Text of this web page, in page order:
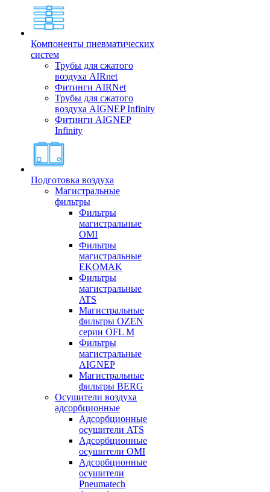
Компоненты пневматических
систем
Трубы для сжатого
воздуха AIRnet
Фитинги AIRNet
Трубы для сжатого
воздуха AIGNEP Infinity
Фитинги AIGNEP
Infinity
Подготовка воздуха
Магистральные
фильтры
Фильтры
магистральные
OMI
Фильтры
магистральные
EKOMAK
Фильтры
магистральные
ATS
Магистральные
фильтры OZEN
серии OFL M
Фильтры
магистральные
AIGNEP
Магистральные
фильтры BERG
Осушители воздуха
адсорбционные
Адсорбционные
осушители ATS
Адсорбционные
осушители OMI
Адсорбционные
осушители
Pneumatech